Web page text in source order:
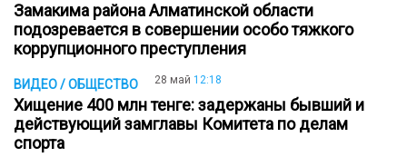
Замакима района Алматинской области
подозревается в совершении особо тяжкого
коррупционного преступления
ВИДЕО / ОБЩЕСТВО 28 май 12:18
Хищение 400 млн тенге: задержаны бывший и
действующий замглавы Комитета по делам
спорта